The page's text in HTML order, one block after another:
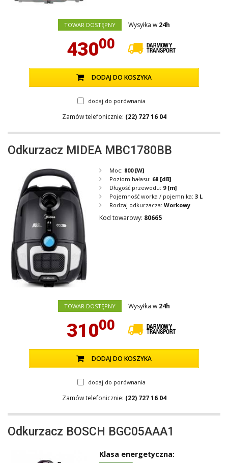
TOWAR DOSTĘPNY Wysyłka w 24h
43000
DODAJ DO KOSZYKA
dodaj do porównania
Zamów telefonicznie: (22) 727 16 04
Odkurzacz MIDEA MBC1780BB
Moc: 800 [W]
Poziom hałasu: 68 [dB]
Długość przewodu: 9 [m]
Pojemność worka / pojemnika: 3 L
Rodzaj odkurzacza: Workowy
Kod towarowy: 80665
TOWAR DOSTĘPNY Wysyłka w 24h
31000
DODAJ DO KOSZYKA
dodaj do porównania
Zamów telefonicznie: (22) 727 16 04
Odkurzacz BOSCH BGC05AAA1
Klasa energetyczna: